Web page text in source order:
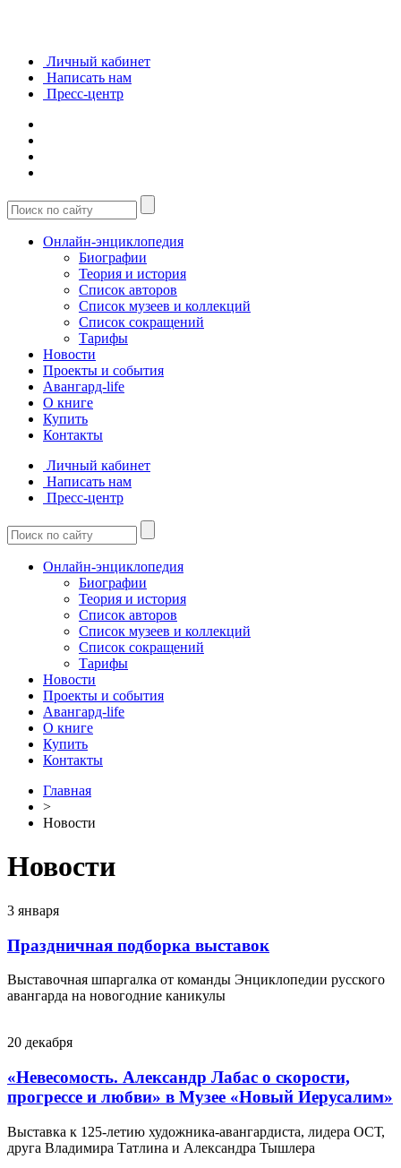
Личный кабинет
Написать нам
Пресс-центр
Онлайн-энциклопедия
Биографии
Теория и история
Список авторов
Список музеев и коллекций
Список сокращений
Тарифы
Новости
Проекты и события
Авангард-life
О книге
Купить
Контакты
Личный кабинет
Написать нам
Пресс-центр
Онлайн-энциклопедия
Биографии
Теория и история
Список авторов
Список музеев и коллекций
Список сокращений
Тарифы
Новости
Проекты и события
Авангард-life
О книге
Купить
Контакты
Главная
>
Новости
Новости
3 января
Праздничная подборка выставок
Выставочная шпаргалка от команды Энциклопедии русского
авангарда на новогодние каникулы
20 декабря
«Невесомость. Александр Лабас о скорости,
прогрессе и любви» в Музее «Новый Иерусалим»
Выставка к 125-летию художника-авангардиста, лидера ОСТ,
друга Владимира Татлина и Александра Тышлера